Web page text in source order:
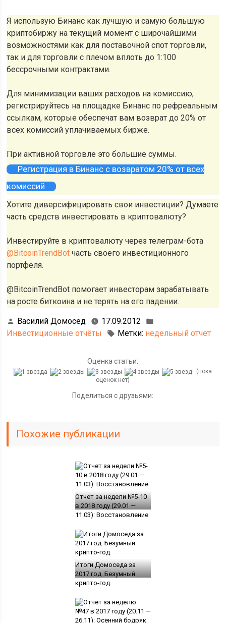
Я использую Бинанс как лучшую и самую большую
криптобиржу на текущий момент с широчайшими
возможностями как для поставочной спот торговли,
так и для торговли с плечом вплоть до 1:100
бессрочными контрактами.
Для минимизации ваших расходов на комиссию,
регистрируйтесь на площадке Бинанс по рефреальным
ссылкам, которые обеспечат вам возврат до 20% от
всех комиссий уплачиваемых бирже.
При активной торговле это большие суммы.
Регистрация в Бинанс с возвратом 20% от всех
комиссий
Хотите диверсифицировать свои инвестиции? Думаете
часть средств инвестировать в криптовалюту?
Инвестируйте в криптовалюту через телеграм-бота
@BitcoinTrendBot часть своего инвестиционного
портфеля.
@BitcoinTrendBot помогает инвесторам зарабатывать
на росте биткоина и не терять на его падении.
Василий Домосед
17.09.2012
Инвестиционные отчёты
Метки: недельный отчёт
Оценка статьи:
(пока
оценок нет)
Поделиться с друзьями:
Похожие публикации
Отчет за недели №5-10
в 2018 году (29.01 —
11.03): Восстановление
Итоги Домоседа за
2017 год. Безумный
крипто-год.